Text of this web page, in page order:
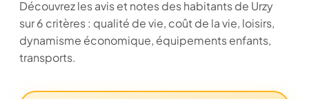
Découvrez les avis et notes des habitants de Urzy
sur 6 critères : qualité de vie, coût de la vie, loisirs,
dynamisme économique, équipements enfants,
transports.